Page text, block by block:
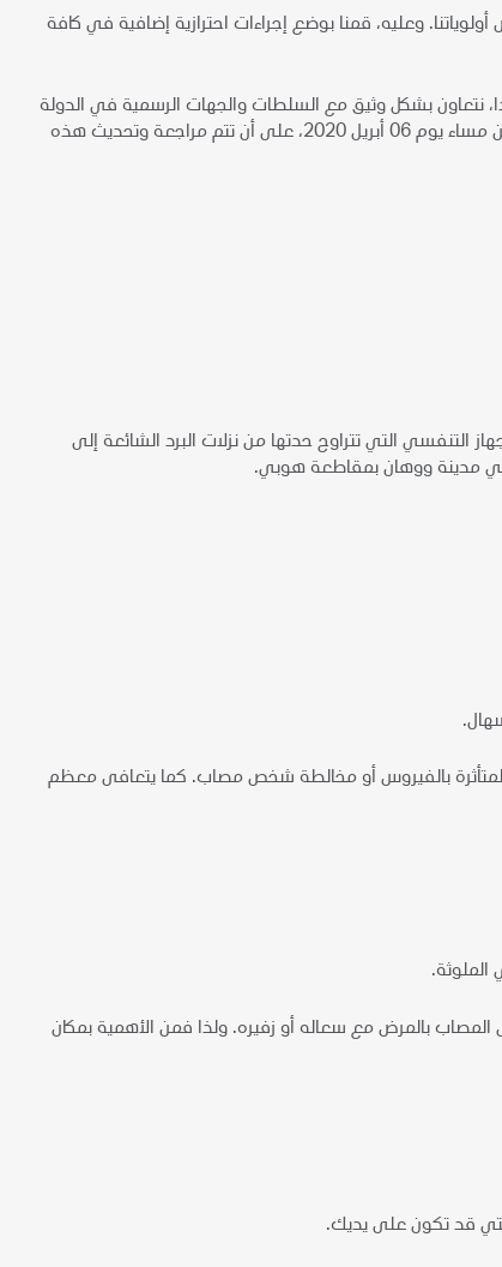
وعليه، قمنا بوضع إجراءات احترازية إضافية في كافة
نتعاون بشكل وثيق مع السلطات والجهات الرسمية في الدولة
لتفعيل هذه الإجراءات الاحترازية الإضافية والتي تدخل حيز التطبيق اعتباراً من الساعة الثامنة من مساء يوم 06 أبريل 2020، على أن تتم مراجعة وتحديث هذه
عدوى الجهاز التنفسي التي تتراوح حدتها من نزلات البرد الشائعة إلى
في مدينة ووهان بمقاطعة هوبي.
المتأثرة بالفيروس أو مخالطة شخص مصاب. كما يتعافى معظم
التي تخرج من الشخص المصاب بالمرض مع سعاله أو زفيره. ولذا فمن الأهمية بمكان
قد تكون على يديك.